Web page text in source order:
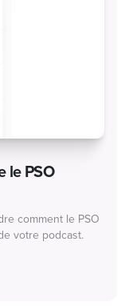
le PSO
comment le PSO
votre podcast.